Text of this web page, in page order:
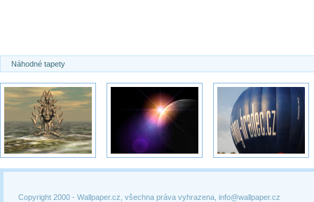
Náhodné tapety
Copyright 2000 - Wallpaper.cz, všechna práva vyhrazena, info@wallpaper.cz